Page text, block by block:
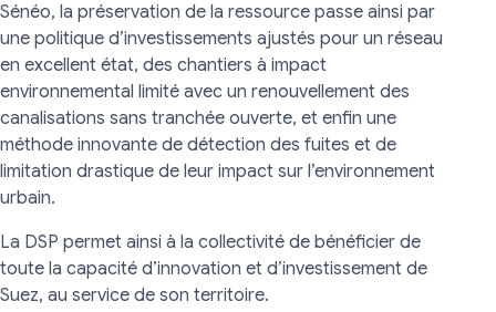
Sénéo, la préservation de la ressource passe ainsi par
une politique d’investissements ajustés pour un réseau
en excellent état, des chantiers à impact
environnemental limité avec un renouvellement des
canalisations sans tranchée ouverte, et enfin une
méthode innovante de détection des fuites et de
limitation drastique de leur impact sur l’environnement
urbain.
La DSP permet ainsi à la collectivité de bénéficier de
toute la capacité d’innovation et d’investissement de
Suez, au service de son territoire.